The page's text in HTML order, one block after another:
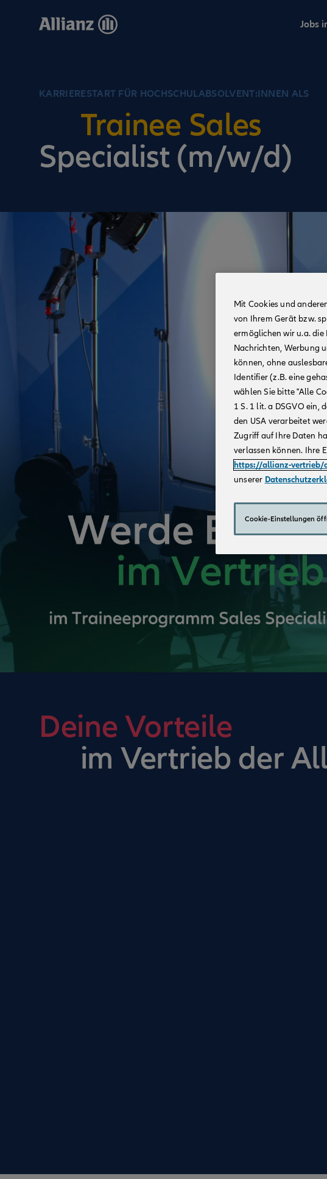
Jobs
KARRIERESTART FÜR HOCHSCHULABSOLVENT:INNEN ALS
Trainee Sales
Specialist (m/w/d)
Deine Vorteile
im Vertrieb der
Mit Cookies und
von Ihrem Gerät bzw.
ermöglichen wir u.a.
Nachrichten, Werbung
können, ohne
Identifier (z.B. eine
wählen Sie bitte "Alle
1 S. 1 lit. a DSGVO
den USA verarbeitet
Zugriff auf Ihre Daten
verlassen können. Ihre
https://allianz-vertrieb/
unserer
Cookie-Einstellungen